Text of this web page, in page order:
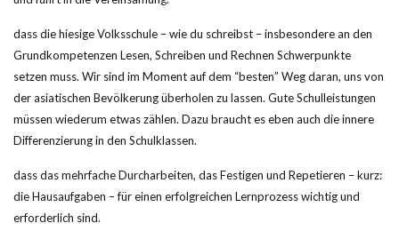
dass die hiesige Volksschule – wie du schreibst – insbesondere an den
Grundkompetenzen Lesen, Schreiben und Rechnen Schwerpunkte
setzen muss. Wir sind im Moment auf dem “besten” Weg daran, uns von
der asiatischen Bevölkerung überholen zu lassen. Gute Schulleistungen
müssen wiederum etwas zählen. Dazu braucht es eben auch die innere
Differenzierung in den Schulklassen.
dass das mehrfache Durcharbeiten, das Festigen und Repetieren – kurz:
die Hausaufgaben – für einen erfolgreichen Lernprozess wichtig und
erforderlich sind.